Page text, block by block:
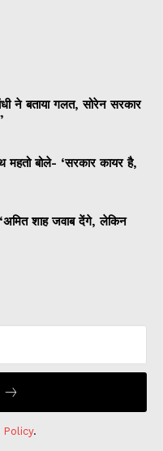
ने बताया गलत, सोरेन सरकार
महतो बोले- ‘सरकार कायर है,
शाह जवाब देंगे, लेकिन
Policy.